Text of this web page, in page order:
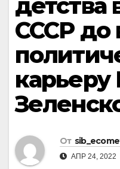
детства
СССР до
От
АПР 24, 2022